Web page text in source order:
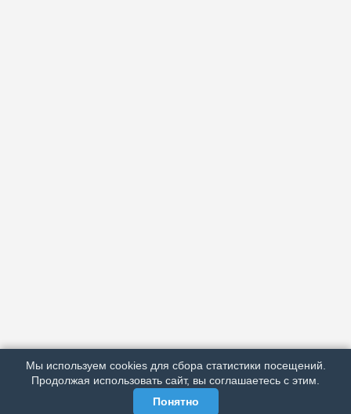
РЕКЛАМА У НАС
МЫ В СОЦСЕТЯХ
Мы используем cookies для сбора статистики посещений.
Продолжая использовать сайт, вы соглашаетесь с этим.
Понятно